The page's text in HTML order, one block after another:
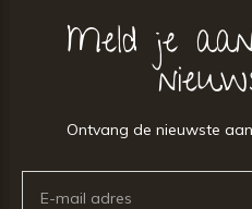
Meld je
Ontvang de nieuwste